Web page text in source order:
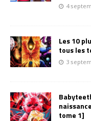
4
Les 10
tous les
3
tome 1]